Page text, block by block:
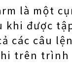
là một
khi được
các câu
trên trình